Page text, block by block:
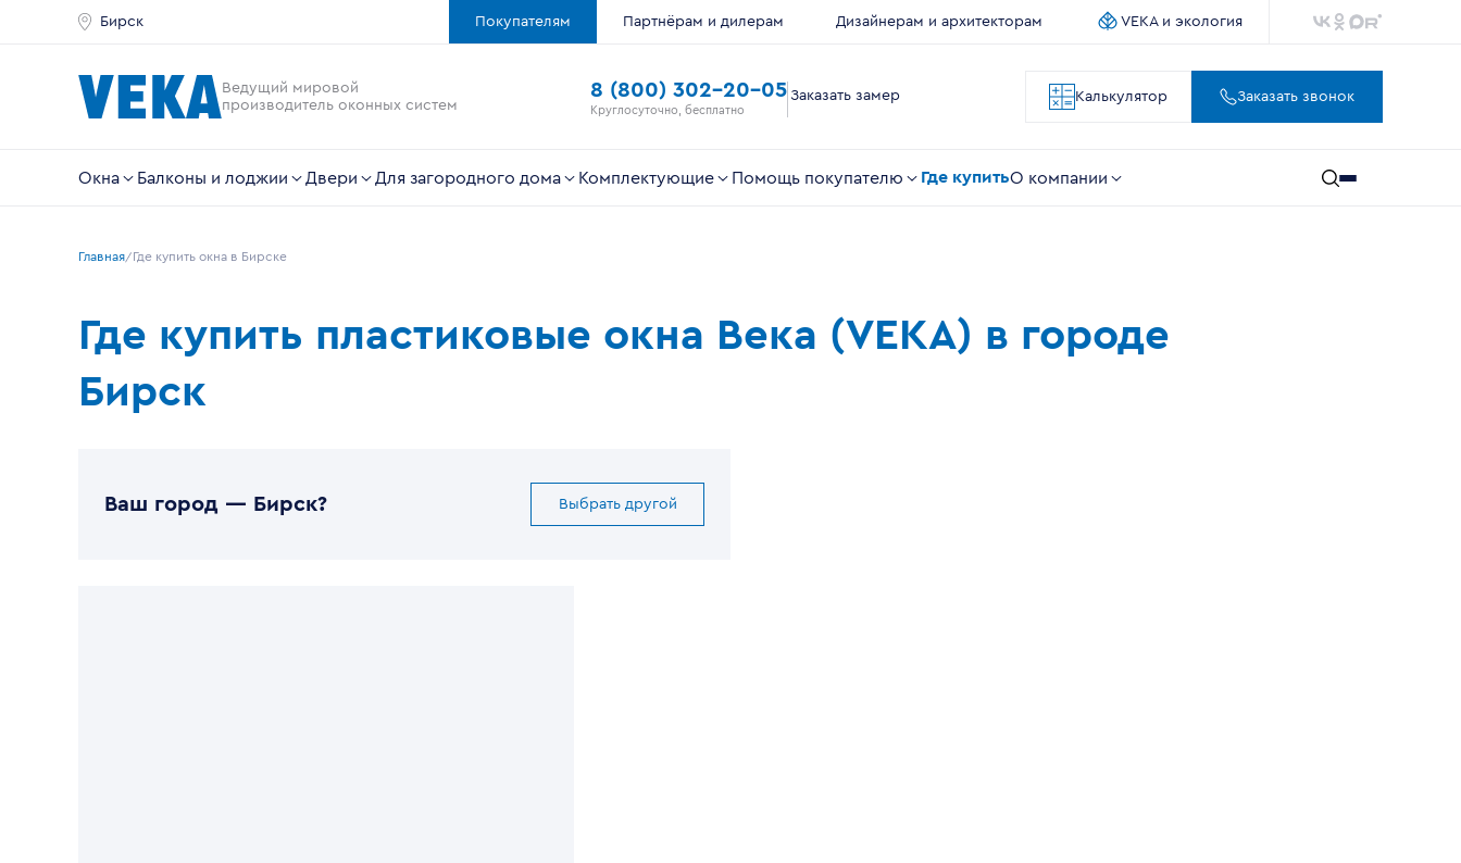
Бирск Покупателям Партнёрам и дилерам Дизайнерам и архитекторам VEKA и экология
Ведущий мировой
производитель оконных систем
8 (800) 302-20-05
Круглосуточно, бесплатно
Заказать замер Калькулятор Заказать звонок
Окна Балконы и лоджии Двери Для загородного дома Комплектующие Помощь покупателю Где купитьО компании
Главная Где купить окна в Бирске
Где купить пластиковые окна Века (VEKA) в городе
Бирск
Ваш город — Бирск? Выбрать другой